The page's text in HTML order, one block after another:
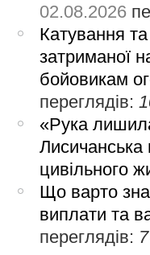
02.08.2026
Катування
затриманої
бойовикам
переглядів:
«Рука
Лисичанська
цивільного
Що варто
виплати та
переглядів: